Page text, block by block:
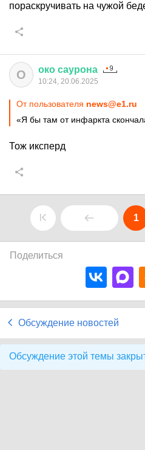
пораскручивать на чужой
О око саурона
10:24, 20.06.2025
От пользователя news@e1.ru
«Я бы там от инфаркта
Тож иксперд
1
Поделиться
Обсуждение новостей
Обсуждение этой темы